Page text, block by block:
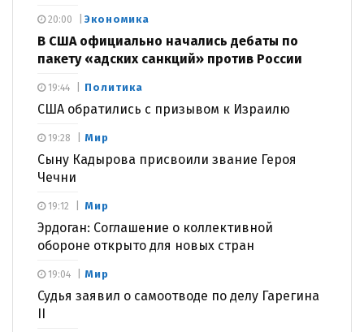
Экономика
В США официально начались дебаты по
пакету «адских санкций» против России
20:00
Политика
США обратились с призывом к Израилю
19:44
Мир
Сыну Кадырова присвоили звание Героя
Чечни
19:28
Мир
Эрдоган: Соглашение о коллективной
обороне открыто для новых стран
19:12
Мир
Судья заявил о самоотводе по делу Гарегина
19:04